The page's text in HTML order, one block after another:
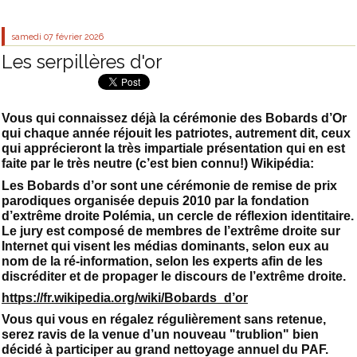
samedi 07 février 2026
Les serpillères d'or
Vous qui connaissez déjà la cérémonie des Bobards d’Or
qui chaque année réjouit les patriotes, autrement dit, ceux
qui apprécieront la très impartiale présentation qui en est
faite par le très neutre (c’est bien connu!) Wikipédia:
Les Bobards d’or sont une cérémonie de remise de prix
parodiques organisée depuis 2010 par la fondation
d’extrême droite Polémia, un cercle de réflexion identitaire.
Le jury est composé de membres de l’extrême droite sur
Internet qui visent les médias dominants, selon eux au
nom de la ré-information, selon les experts afin de les
discréditer et de propager le discours de l’extrême droite.
https://fr.wikipedia.org/wiki/Bobards_d’or
Vous qui vous en régalez régulièrement sans retenue,
serez ravis de la venue d’un nouveau "trublion" bien
décidé à participer au grand nettoyage annuel du PAF.